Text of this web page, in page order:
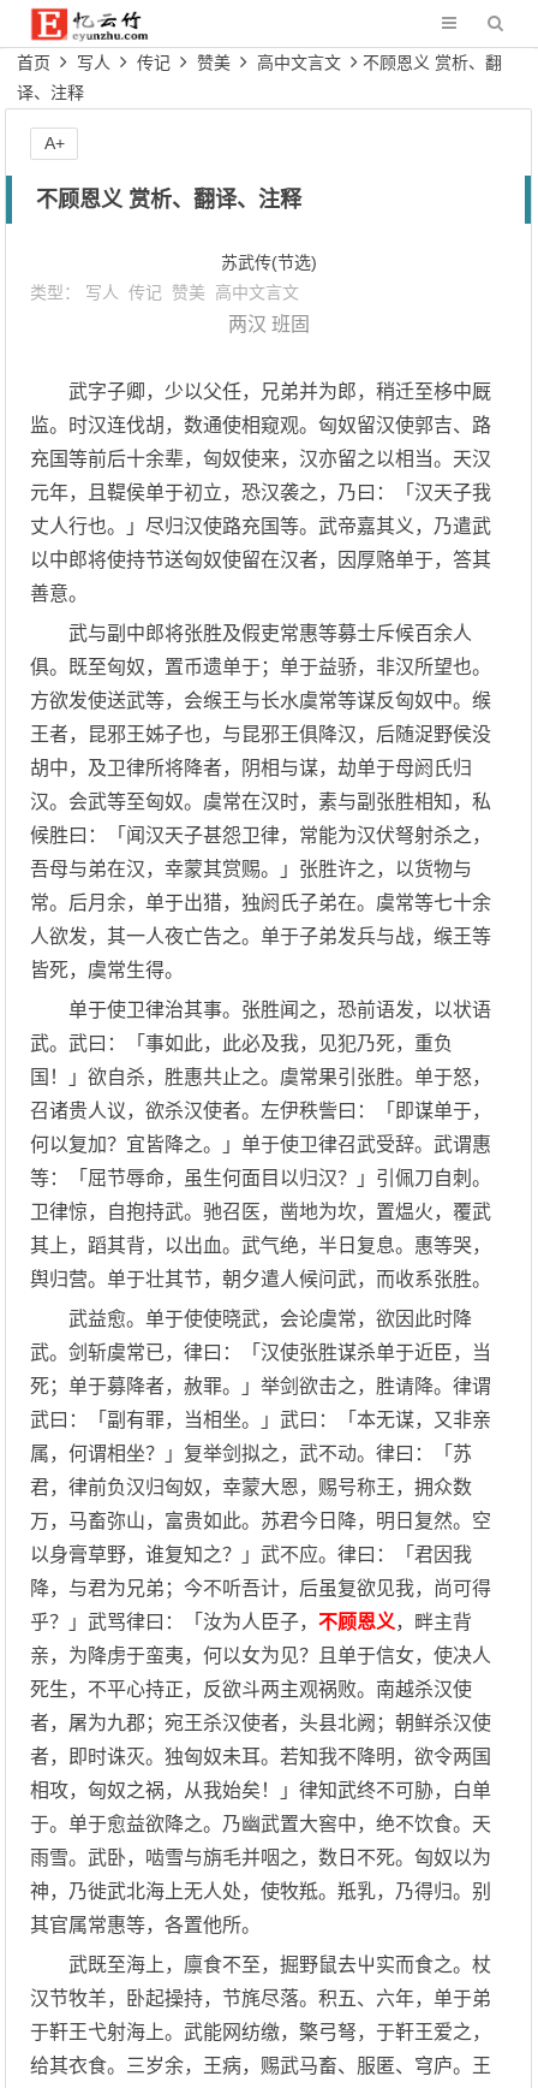
首页 写人 传记 赞美 高中文言文
不顾恩义 赏析、翻
译、注释
不顾恩义 赏析、翻译、注释
苏武传(节选)
类型： 写人 传记 赞美 高中文言文
两汉 班固
武字子卿，少以父任，兄弟并为郎，稍迁至栘中厩
监。时汉连伐胡，数通使相窥观。匈奴留汉使郭吉、路
充国等前后十余辈，匈奴使来，汉亦留之以相当。天汉
元年，且鞮侯单于初立，恐汉袭之，乃曰：「汉天子我
丈人行也。」尽归汉使路充国等。武帝嘉其义，乃遣武
以中郎将使持节送匈奴使留在汉者，因厚赂单于，答其
善意。
武与副中郎将张胜及假吏常惠等募士斥候百余人
俱。既至匈奴，置币遗单于；单于益骄，非汉所望也。
方欲发使送武等，会缑王与长水虞常等谋反匈奴中。缑
王者，昆邪王姊子也，与昆邪王俱降汉，后随浞野侯没
胡中，及卫律所将降者，阴相与谋，劫单于母阏氏归
汉。会武等至匈奴。虞常在汉时，素与副张胜相知，私
候胜曰：「闻汉天子甚怨卫律，常能为汉伏弩射杀之，
吾母与弟在汉，幸蒙其赏赐。」张胜许之，以货物与
常。后月余，单于出猎，独阏氏子弟在。虞常等七十余
人欲发，其一人夜亡告之。单于子弟发兵与战，缑王等
皆死，虞常生得。
单于使卫律治其事。张胜闻之，恐前语发，以状语
武。武曰：「事如此，此必及我，见犯乃死，重负
国！」欲自杀，胜惠共止之。虞常果引张胜。单于怒，
召诸贵人议，欲杀汉使者。左伊秩訾曰：「即谋单于，
何以复加？宜皆降之。」单于使卫律召武受辞。武谓惠
等：「屈节辱命，虽生何面目以归汉？」引佩刀自刺。
卫律惊，自抱持武。驰召医，凿地为坎，置煴火，覆武
其上，蹈其背，以出血。武气绝，半日复息。惠等哭，
舆归营。单于壮其节，朝夕遣人候问武，而收系张胜。
武益愈。单于使使晓武，会论虞常，欲因此时降
武。剑斩虞常已，律曰：「汉使张胜谋杀单于近臣，当
死；单于募降者，赦罪。」举剑欲击之，胜请降。律谓
武曰：「副有罪，当相坐。」武曰：「本无谋，又非亲
属，何谓相坐？」复举剑拟之，武不动。律曰：「苏
君，律前负汉归匈奴，幸蒙大恩，赐号称王，拥众数
万，马畜弥山，富贵如此。苏君今日降，明日复然。空
以身膏草野，谁复知之？」武不应。律曰：「君因我
降，与君为兄弟；今不听吾计，后虽复欲见我，尚可得
乎？」武骂律曰：「汝为人臣子，不顾恩义，畔主背
亲，为降虏于蛮夷，何以女为见？且单于信女，使决人
死生，不平心持正，反欲斗两主观祸败。南越杀汉使
者，屠为九郡；宛王杀汉使者，头县北阙；朝鲜杀汉使
者，即时诛灭。独匈奴未耳。若知我不降明，欲令两国
相攻，匈奴之祸，从我始矣！」律知武终不可胁，白单
于。单于愈益欲降之。乃幽武置大窖中，绝不饮食。天
雨雪。武卧，啮雪与旃毛并咽之，数日不死。匈奴以为
神，乃徙武北海上无人处，使牧羝。羝乳，乃得归。别
其官属常惠等，各置他所。
武既至海上，廪食不至，掘野鼠去屮实而食之。杖
汉节牧羊，卧起操持，节旄尽落。积五、六年，单于弟
于靬王弋射海上。武能网纺缴，檠弓弩，于靬王爱之，
给其衣食。三岁余，王病，赐武马畜、服匿、穹庐。王
A+